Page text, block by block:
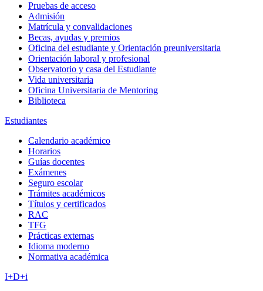
Pruebas de acceso
Admisión
Matrícula y convalidaciones
Becas, ayudas y premios
Oficina del estudiante y Orientación preuniversitaria
Orientación laboral y profesional
Observatorio y casa del Estudiante
Vida universitaria
Oficina Universitaria de Mentoring
Biblioteca
Estudiantes
Calendario académico
Horarios
Guías docentes
Exámenes
Seguro escolar
Trámites académicos
Títulos y certificados
RAC
TFG
Prácticas externas
Idioma moderno
Normativa académica
I+D+i